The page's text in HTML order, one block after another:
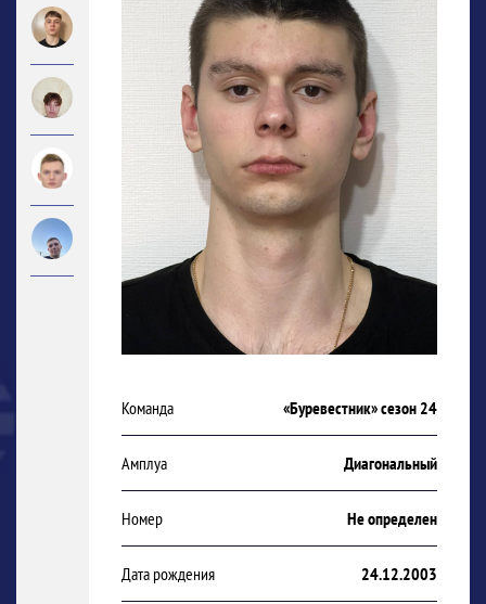
Команда «Буревестник» сезон 24
Амплуа Диагональный
Номер Не определен
Дата рождения 24.12.2003